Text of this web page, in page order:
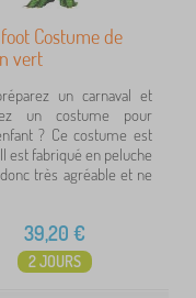
Costume de
vert
un carnaval et
un costume pour
? Ce costume est
est fabriqué en peluche
très agréable et ne
39,20 €
2 JOURS